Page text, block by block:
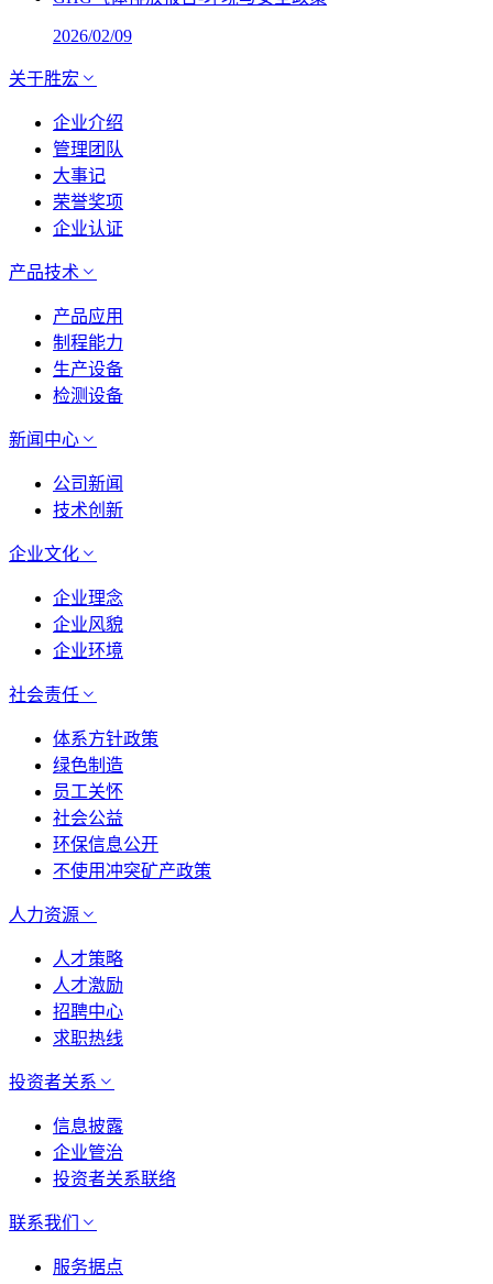
2026/02/09
关于胜宏
企业介绍
管理团队
大事记
荣誉奖项
企业认证
产品技术
产品应用
制程能力
生产设备
检测设备
新闻中心
公司新闻
技术创新
企业文化
企业理念
企业风貌
企业环境
社会责任
体系方针政策
绿色制造
员工关怀
社会公益
环保信息公开
不使用冲突矿产政策
人力资源
人才策略
人才激励
招聘中心
求职热线
投资者关系
信息披露
企业管治
投资者关系联络
联系我们
服务据点